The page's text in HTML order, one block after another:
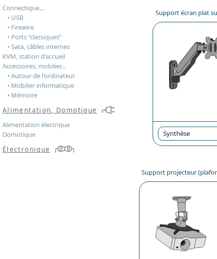
Support écran plat
Synthèse
Support projecteur
Connectique...
• USB
• Firewire
• Ports “classiques”
• Sata, câbles internes
KVM, station d'accueil
Accessoires, mobilier...
• Autour de l'ordinateur
• Mobilier informatique
• Mémoire
Alimentation, Domotique
Alimentation électrique
Domotique
Électronique